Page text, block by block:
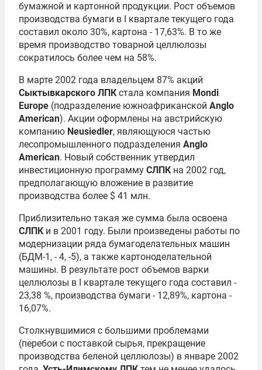
бумажной и картонной продукции. Рост объемов
производства бумаги в I квартале текущего года
составил около 30%, картона - 17,63%. В то же
время производство товарной целлюлозы
сократилось более чем на 58%.
В марте 2002 года владельцем 87% акций
Сыктывкарского ЛПКстала компания Mondi
Europe (подразделение южноафриканской Anglo
American). Акции оформлены на австрийскую
компанию Neusiedler, являющуюся частью
лесопромышленного подразделения Anglo
American. Новый собственник утвердил
инвестиционную программу СЛПКна 2002 год,
предполагающую вложение в развитие
производства более $ 41 млн.
Приблизительно такая же сумма была освоена
СЛПКи в 2001 году. Были произведены работы по
модернизации ряда бумагоделательных машин
(БДМ-1, - 4, -5), а также картоноделательной
машины. В результате рост объемов варки
целлюлозы в I квартале текущего года составил -
23,38 %, производства бумаги - 12,89%, картона -
16,07%.
Столкнувшимися с большими проблемами
(перебои с поставкой сырья, прекращение
производства беленой целлюлозы) в январе 2002